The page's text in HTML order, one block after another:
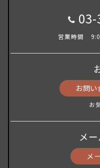
営業時間
お問い
お
メ
メ